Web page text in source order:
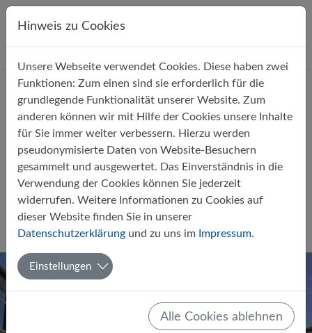
Direkt zur Hauptnavigation springen
Direkt zum Inhalt springen
StartseiteÜber uns Aktuelles
Gäste aus Polen und der Ukraine
am Gymnasium Papenburg
Von Theo Hockmann
23.04.2024
Europaschule
Fahrten und Projekte
Hinweis zu Cookies
Unsere Webseite verwendet Cookies. Diese haben zwei
Funktionen: Zum einen sind sie erforderlich für die
grundlegende Funktionalität unserer Website. Zum
anderen können wir mit Hilfe der Cookies unsere Inhalte
für Sie immer weiter verbessern. Hierzu werden
pseudonymisierte Daten von Website-Besuchern
gesammelt und ausgewertet. Das Einverständnis in die
Verwendung der Cookies können Sie jederzeit
widerrufen. Weitere Informationen zu Cookies auf
dieser Website finden Sie in unserer
Datenschutzerklärung und zu uns im Impressum.
Einstellungen
Alle Cookies ablehnen